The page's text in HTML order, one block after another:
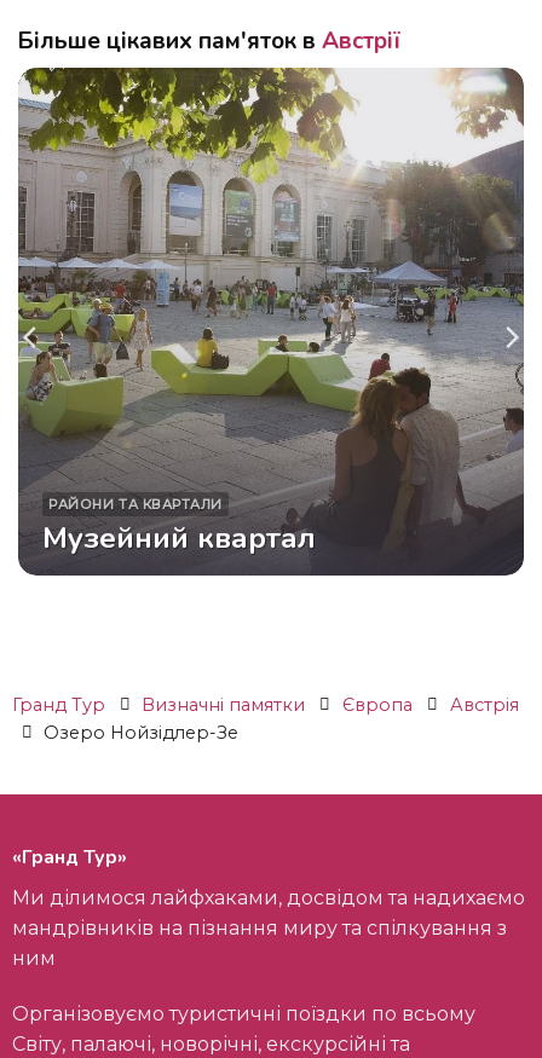
Більше цікавих пам'яток в Австрії
РАЙОНИ ТА КВАРТАЛИ
Музейний квартал
Гранд Тур Визначні памятки Європа
Австрія
Озеро Нойзідлер-Зе
«Гранд Тур»
Ми ділимося лайфхаками, досвідом та надихаємо
мандрівників на пізнання миру та спілкування з
ним
Організовуємо туристичні поїздки по всьому
Світу, палаючі, новорічні, екскурсійні та